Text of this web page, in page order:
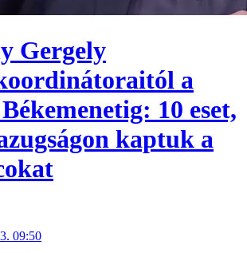
Gergely
a
10 eset,
kaptuk a
09:50